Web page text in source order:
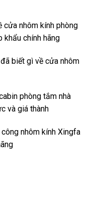
cửa nhôm kính phòng
khẩu chính hãng
biết gì về cửa nhôm
phòng tắm nhà
và giá thành
nhôm kính Xingfa